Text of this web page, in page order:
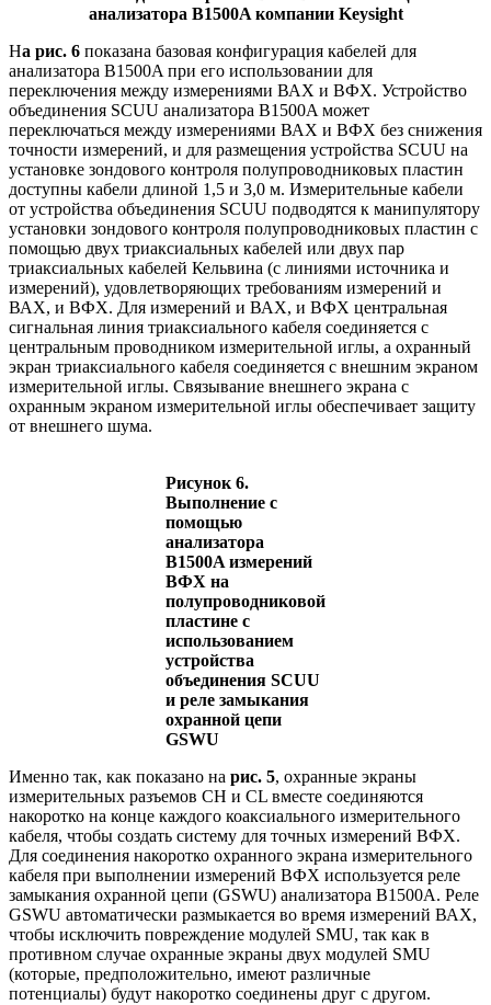
анализатора B1500A компании Keysight
На рис. 6 показана базовая конфигурация кабелей для
анализатора B1500A при его использовании для
переключения между измерениями ВАХ и ВФХ. Устройство
объединения SCUU анализатора B1500A может
переключаться между измерениями ВАХ и ВФХ без снижения
точности измерений, и для размещения устройства SCUU на
установке зондового контроля полупроводниковых пластин
доступны кабели длиной 1,5 и 3,0 м. Измерительные кабели
от устройства объединения SCUU подводятся к манипулятору
установки зондового контроля полупроводниковых пластин с
помощью двух триаксиальных кабелей или двух пар
триаксиальных кабелей Кельвина (с линиями источника и
измерений), удовлетворяющих требованиям измерений и
ВАХ, и ВФХ. Для измерений и ВАХ, и ВФХ центральная
сигнальная линия триаксиального кабеля соединяется с
центральным проводником измерительной иглы, а охранный
экран триаксиального кабеля соединяется с внешним экраном
измерительной иглы. Связывание внешнего экрана с
охранным экраном измерительной иглы обеспечивает защиту
от внешнего шума.
Рисунок 6.
Выполнение с
помощью
анализатора
B1500A измерений
ВФХ на
полупроводниковой
пластине с
использованием
устройства
объединения SCUU
и реле замыкания
охранной цепи
GSWU
Именно так, как показано на рис. 5, охранные экраны
измерительных разъемов CH и CL вместе соединяются
накоротко на конце каждого коаксиального измерительного
кабеля, чтобы создать систему для точных измерений ВФХ.
Для соединения накоротко охранного экрана измерительного
кабеля при выполнении измерений ВФХ используется реле
замыкания охранной цепи (GSWU) анализатора B1500A. Реле
GSWU автоматически размыкается во время измерений ВАХ,
чтобы исключить повреждение модулей SMU, так как в
противном случае охранные экраны двух модулей SMU
(которые, предположительно, имеют различные
потенциалы) будут накоротко соединены друг с другом.